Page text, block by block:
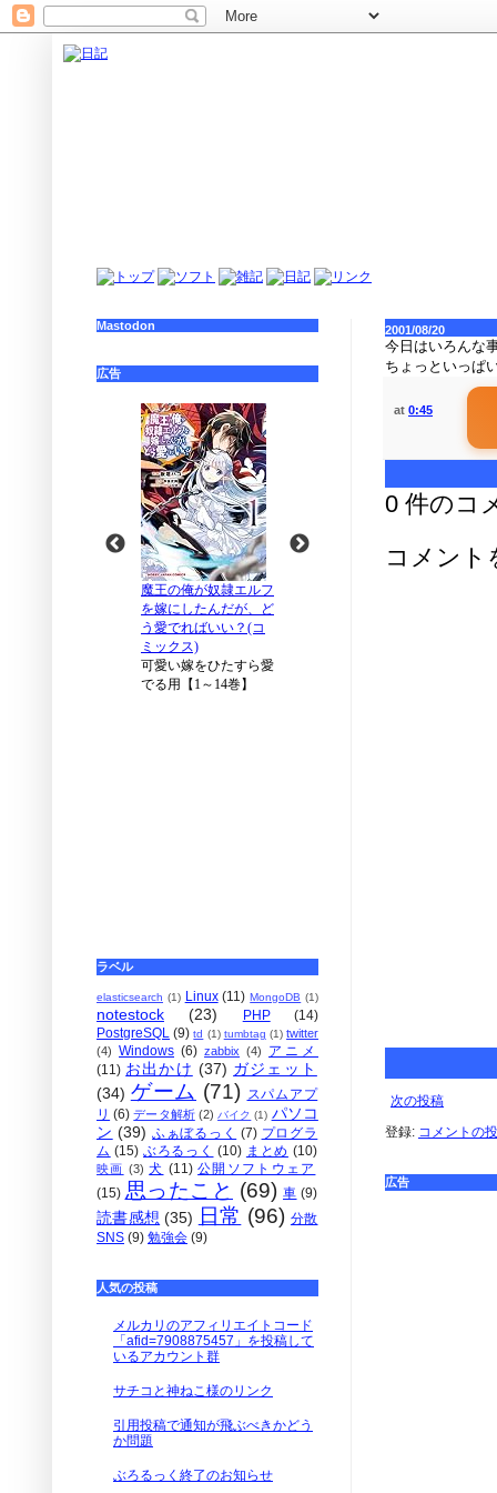
2001/08/20
今日はいろんな
ちょっといっぱ
at 0:45
0 件のコ
コメント
次の投稿
登録: コメントの
広告
Mastodon
広告
ラベル
elasticsearch (1) Linux (11) MongoDB (1)
notestock (23) PHP
(14)
PostgreSQL (9) td (1) tumbtag (1) twitter
(4) Windows (6) zabbix (4)
アニメ
(11) お出かけ (37) ガジェット
(34) ゲーム (71) スパムアプ
リ (6) データ解析 (2) バイク (1) パソコ
ン (39) ふぁぼるっく (7) プログラ
ム (15) ぶろるっく (10) まとめ (10)
映画 (3) 犬 (11) 公開ソフトウェア
(15) 思ったこと (69) 車 (9)
読書感想 (35) 日常 (96) 分散
SNS (9) 勉強会 (9)
人気の投稿
メルカリのアフィリエイトコード
「afid=7908875457」を投稿して
いるアカウント群
サチコと神ねこ様のリンク
引用投稿で通知が飛ぶべきかどう
か問題
ぶろるっく終了のお知らせ